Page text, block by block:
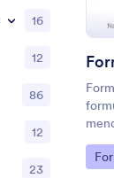
Baik
16
12
86
12
23